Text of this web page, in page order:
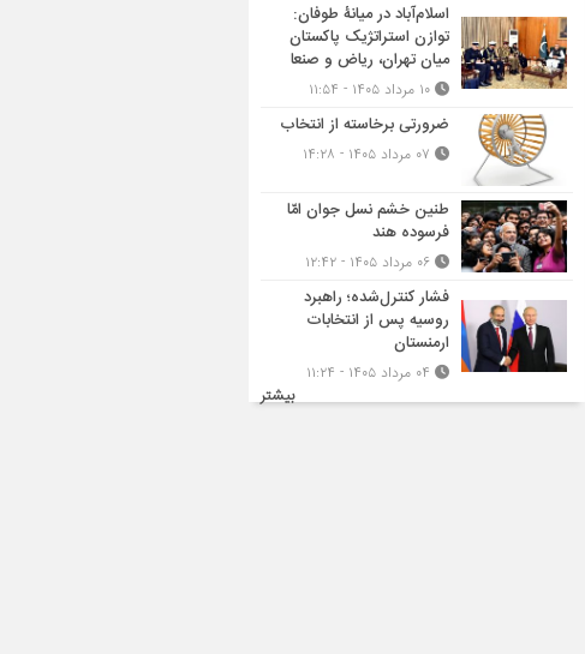
اسلام‌آباد در میانۀ طوفان:
توازن استراتژیک پاکستان
میان تهران، ریاض و صنعا
ضرورتی برخاسته از انتخاب
طنین خشم نسل جوان امّا
فرسوده هند
فشار کنترل‌شده؛ راهبرد
روسیه پس از انتخابات
ارمنستان
بیشتر